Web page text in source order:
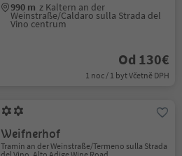
990 m z Kaltern an der
Weinstraße/Caldaro sulla Strada del
Vino centrum
Od 130€
1 noc / 1 byt Včetně DPH
Weifnerhof
Tramin an der Weinstraße/Termeno sulla Strada